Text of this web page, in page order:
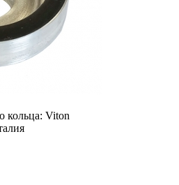
кольца: Viton